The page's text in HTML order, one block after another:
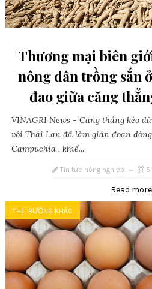
Thương mại biên
nông dân trồng sắn
đao giữa căng
VINAGRI News - Căng thẳng kéo
với Thái Lan đã làm gián đoạn
Campuchia , khiế...
Tin tức nông nghiệp 5
Read
THỊ TRƯỜNG KHÁC